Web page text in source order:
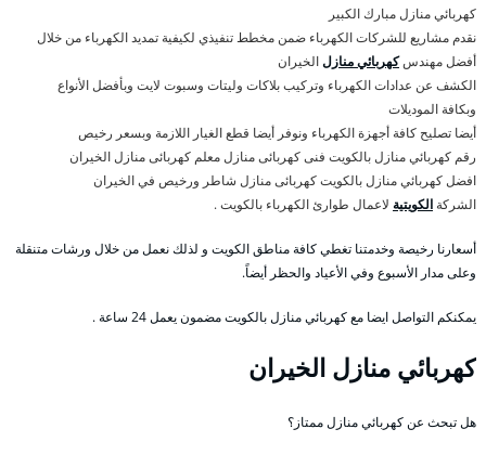
كهربائي منازل مبارك الكبير
نقدم مشاريع للشركات الكهرباء ضمن مخطط تنفيذي لكيفية تمديد الكهرباء من خلال
أفضل مهندسكهربائي منازلالخيران
الكشف عن عدادات الكهرباء وتركيب بلاكات وليتات وسبوت لايت وبأفضل الأنواع
وبكافة الموديلات
أيضا تصليح كافة أجهزة الكهرباء ونوفر أيضا قطع الغيار اللازمة وبسعر رخيص
رقم كهربائي منازل بالكويت فنى كهربائى منازل معلم كهربائى منازل الخيران
افضل كهربائي منازل بالكويت كهربائى منازل شاطر ورخيص في الخيران
الشركة الكويتية لاعمال طوارئ الكهرباء بالكويت .
أسعارنا رخيصة وخدمتنا تغطي كافة مناطق الكويت و لذلك نعمل من خلال ورشات متنقلة
وعلى مدار الأسبوع وفي الأعياد والحظر أيضاً.
يمكنكم التواصل ايضا مع كهربائي منازل بالكويت مضمون يعمل 24 ساعة .
كهربائي منازل الخيران
هل تبحث عن كهربائي منازل ممتاز؟